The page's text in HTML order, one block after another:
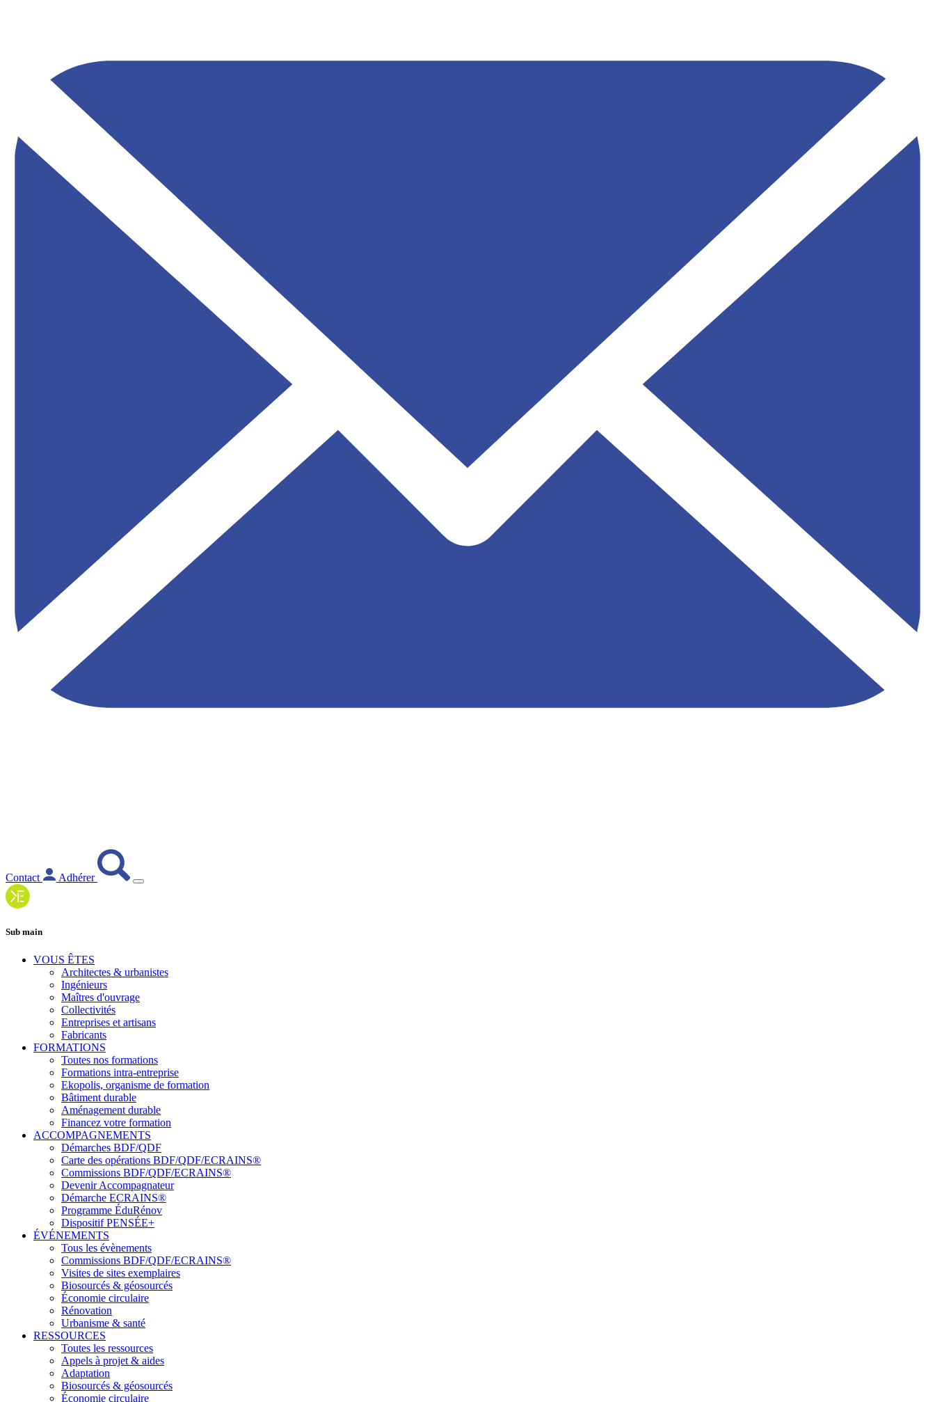
Contact Adhérer
Sub main
VOUS ÊTES
Architectes & urbanistes
Ingénieurs
Maîtres d'ouvrage
Collectivités
Entreprises et artisans
Fabricants
FORMATIONS
Toutes nos formations
Formations intra-entreprise
Ekopolis, organisme de formation
Bâtiment durable
Aménagement durable
Financez votre formation
ACCOMPAGNEMENTS
Démarches BDF/QDF
Carte des opérations BDF/QDF/ECRAINS®
Commissions BDF/QDF/ECRAINS®
Devenir Accompagnateur
Démarche ECRAINS®
Programme ÉduRénov
Dispositif PENSÉE+
ÉVÉNEMENTS
Tous les évènements
Commissions BDF/QDF/ECRAINS®
Visites de sites exemplaires
Biosourcés & géosourcés
Économie circulaire
Rénovation
Urbanisme & santé
RESSOURCES
Toutes les ressources
Appels à projet & aides
Adaptation
Biosourcés & géosourcés
Économie circulaire